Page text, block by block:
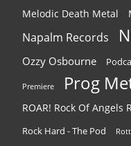
Melodic Death Metal
Napalm Records
Ozzy Osbourne
Premiere Prog
ROAR! Rock Of Angels
Rock Hard - The Pod